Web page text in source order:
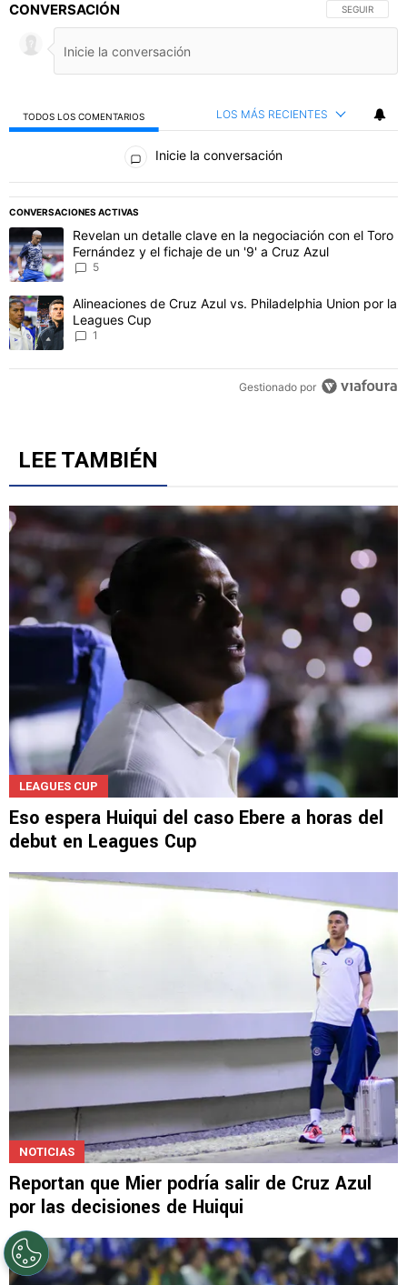
CONVERSACIÓN SIGA ESTA
SEGUIR
TODOS LOS COMENTARIOS LOS MÁS RECIENTES
Todos los comentarios
Inicie la conversación
CONVERSACIONES ACTIVAS
Este listado muestra los artículos con más comentarios en los
Un artículo de tendencia con el título "Revelan un detalle clave
Revelan un detalle clave en la negociación con el Toro
Fernández y el fichaje de un '9' a Cruz Azul
Un artículo de tendencia con el título "Alineaciones de Cruz Azul
Alineaciones de Cruz Azul vs. Philadelphia Union por la
LEE TAMBIÉN
Eso espera Huiqui del caso Ebere a horas del
NOTICIAS
Reportan que Mier podría salir de Cruz Azul